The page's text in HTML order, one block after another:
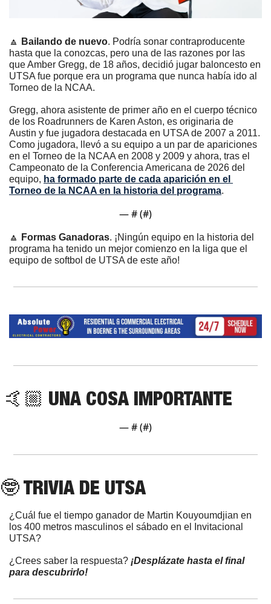
🔼 Bailando de nuevo. Podría sonar contraproducente
hasta que la conozcas, pero una de las razones por las
que Amber Gregg, de 18 años, decidió jugar baloncesto en
UTSA fue porque era un programa que nunca había ido al
Torneo de la NCAA.
Gregg, ahora asistente de primer año en el cuerpo técnico
de los Roadrunners de Karen Aston, es originaria de
Austin y fue jugadora destacada en UTSA de 2007 a 2011.
Como jugadora, llevó a su equipo a un par de apariciones
en el Torneo de la NCAA en 2008 y 2009 y ahora, tras el
Campeonato de la Conferencia Americana de 2026 del
equipo, ha formado parte de cada aparición en el
Torneo de la NCAA en la historia del programa.
— # (#)
🔼 Formas Ganadoras. ¡Ningún equipo en la historia del
programa ha tenido un mejor comienzo en la liga que el
equipo de softbol de UTSA de este año!
🤙🏼 UNA COSA IMPORTANTE
— # (#)
🤓 TRIVIA DE UTSA
¿Cuál fue el tiempo ganador de Martin Kouyoumdjian en
los 400 metros masculinos el sábado en el Invitacional
UTSA?
¿Crees saber la respuesta? ¡Desplázate hasta el final
para descubrirlo!